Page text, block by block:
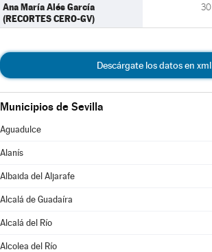
Ana María Alés García
(RECORTES CERO-GV)
30
Descárgate los datos en xml
Municipios de Sevilla
Aguadulce
Alanís
Albaida del Aljarafe
Alcalá de Guadaíra
Alcalá del Río
Alcolea del Río